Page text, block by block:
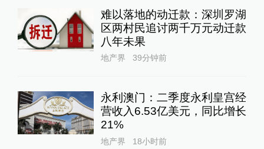
难以落地的动迁款：深圳罗湖
区两村民追讨两千万元动迁款
八年未果
地产界 39分钟前
永利澳门：二季度永利皇宫经
营收入6.53亿美元，同比增长
21%
地产界 18小时前